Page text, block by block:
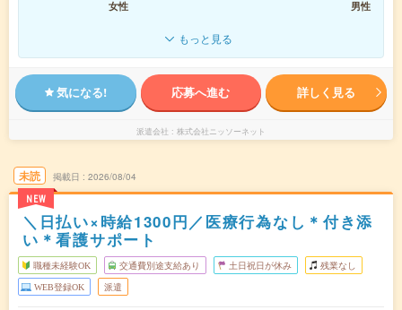
女性
男性
もっと見る
気になる! 応募へ進む 詳しく見る
派遣会社 株式会社ニッソーネット
未読
NEW
掲載日 2026/08/04
＼日払い×時給1300円／医療行為なし＊付き添
い＊看護サポート
職種未経験OK 交通費別途支給あり 土日祝日が休み 残業なし
WEB登録OK 派遣